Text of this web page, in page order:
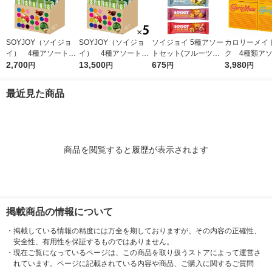
SOYJOY（ソイジョ
イ） 4種アソートセ
ット 1箱（20本入）
2,700円
SOYJOY（ソイジョ
イ） 4種アソート
1セット（1箱（20本
13,500円
ソイジョイ 5種アソー
トセット(フルーツ＆
ベイクドチーズ・バナ
675円
カロリーメイ
ク 4種類ア
（チーズ・チ
3,980円
最近見た商品
商品を閲覧すると履歴が表示されます
掲載商品の情報について
・ 掲載している情報の精度には万全を期しておりますが、その内容の正確性、
安全性、有用性を保証するものではありません。
・ 現在ご覧になっているページは、この商品を取り扱うストアによって運営さ
れています。ページに記載されている内容や商品、ご購入に関するご質問